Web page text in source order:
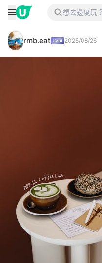
rmb.eat 2025/08/26